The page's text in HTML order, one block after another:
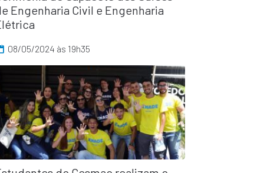
Engenharia Civil e Engenharia
08/05/2024 às 19h35